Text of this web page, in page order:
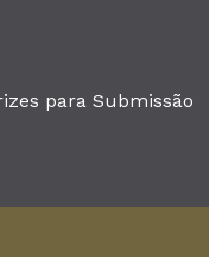
para Submissão